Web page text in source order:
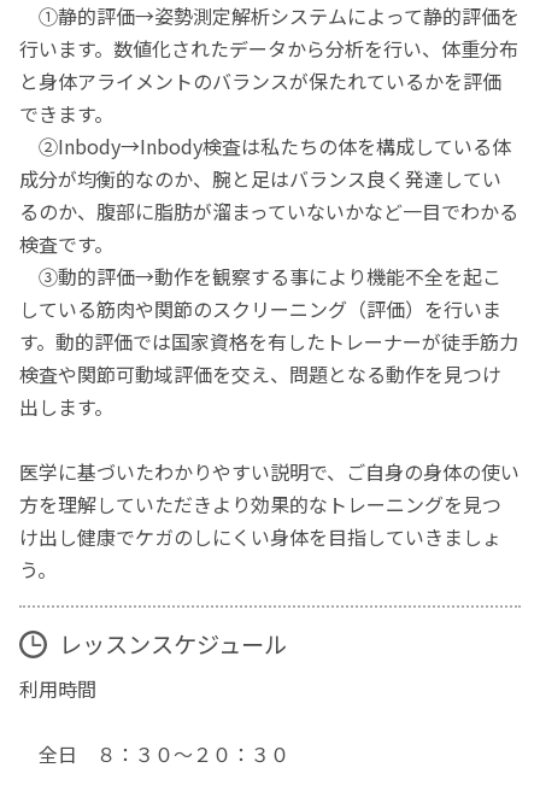
①静的評価→姿勢測定解析システムによって静的評価を
行います。数値化されたデータから分析を行い、体重分布
と身体アライメントのバランスが保たれているかを評価
できます。
②Inbody→Inbody検査は私たちの体を構成している体
成分が均衡的なのか、腕と足はバランス良く発達してい
るのか、腹部に脂肪が溜まっていないかなど一目でわかる
検査です。
③動的評価→動作を観察する事により機能不全を起こ
している筋肉や関節のスクリーニング（評価）を行いま
す。動的評価では国家資格を有したトレーナーが徒手筋力
検査や関節可動域評価を交え、問題となる動作を見つけ
出します。
医学に基づいたわかりやすい説明で、ご自身の身体の使い
方を理解していただきより効果的なトレーニングを見つ
け出し健康でケガのしにくい身体を目指していきましょ
う。
レッスンスケジュール
利用時間
全日 ８：３０〜２０：３０